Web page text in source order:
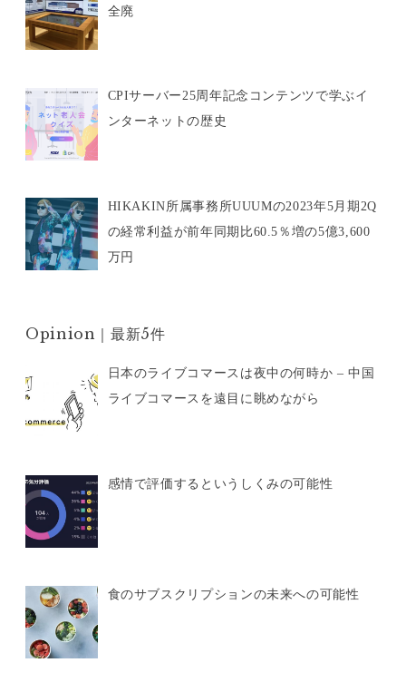
全廃
CPIサーバー25周年記念コンテンツで学ぶイ
ンターネットの歴史
HIKAKIN所属事務所UUUMの2023年5月期2Q
の経常利益が前年同期比60.5％増の5億3,600
万円
Opinion｜最新5件
日本のライブコマースは夜中の何時か – 中国
ライブコマースを遠目に眺めながら
感情で評価するというしくみの可能性
食のサブスクリプションの未来への可能性